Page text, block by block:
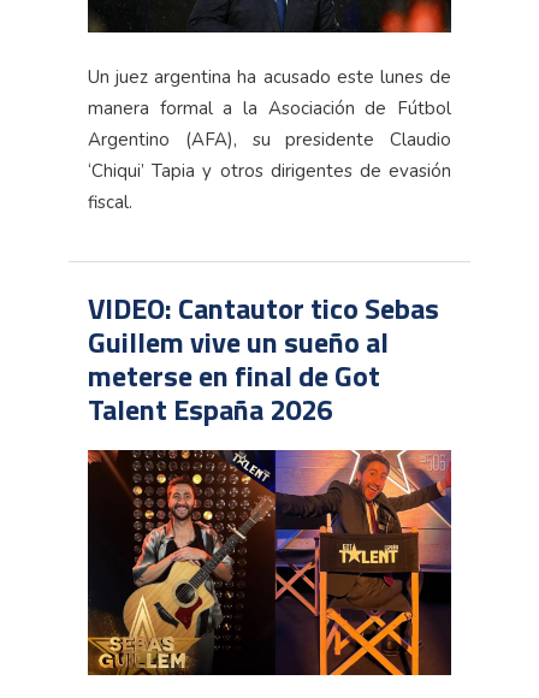
Un juez argentina ha acusado este lunes de
manera formal a la Asociación de Fútbol
Argentino (AFA), su presidente Claudio
‘Chiqui’ Tapia y otros dirigentes de evasión
fiscal.
VIDEO: Cantautor tico Sebas
Guillem vive un sueño al
meterse en final de Got
Talent España 2026